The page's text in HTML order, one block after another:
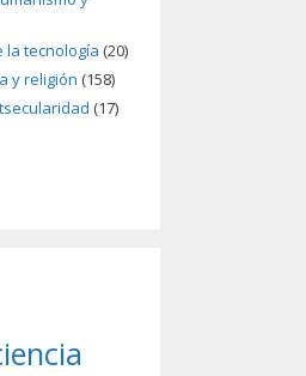
la tecnología (20)
y religión (158)
(17)